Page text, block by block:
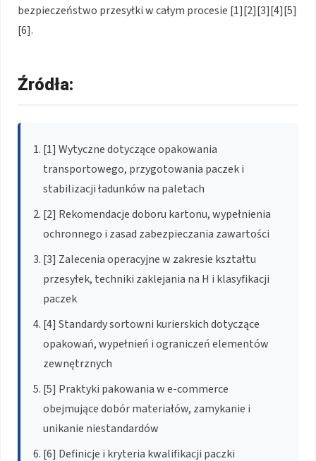
bezpieczeństwo przesyłki w całym procesie [1][2][3][4][5]
[6].
Źródła:
[1] Wytyczne dotyczące opakowania
transportowego, przygotowania paczek i
stabilizacji ładunków na paletach
[2] Rekomendacje doboru kartonu, wypełnienia
ochronnego i zasad zabezpieczania zawartości
[3] Zalecenia operacyjne w zakresie kształtu
przesyłek, techniki zaklejania na H i klasyfikacji
paczek
[4] Standardy sortowni kurierskich dotyczące
opakowań, wypełnień i ograniczeń elementów
zewnętrznych
[5] Praktyki pakowania w e-commerce
obejmujące dobór materiałów, zamykanie i
unikanie niestandardów
[6] Definicje i kryteria kwalifikacji paczki